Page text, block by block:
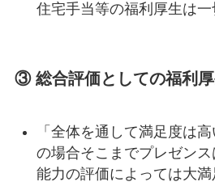
住宅手当等の福利厚生は一
③ 総合評価としての福利
「全体を通して満足度は
の場合そこまでプレゼン
能力の評価によっては大